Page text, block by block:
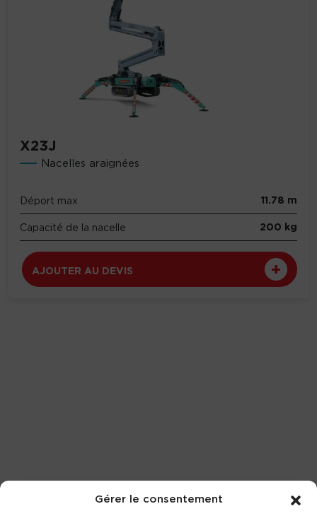
Gérer le consentement
X23J
Nacelles araignées
Déport max 11.78 m
Capacité de la nacelle 200 kg
AJOUTER AU DEVIS